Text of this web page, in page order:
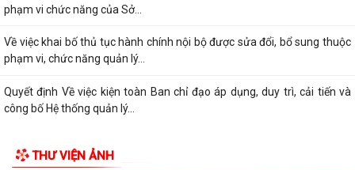
phạm vi chức năng của Sở...
Về việc khai bố thủ tục hành chính nội bộ được sửa đổi, bổ sung thuộc
phạm vi, chức năng quản lý...
Quyết định Về việc kiện toàn Ban chỉ đạo áp dụng, duy trì, cải tiến và
công bố Hệ thống quản lý...
BỆNH BINH VÀ NGƯỜI CÓ CÔNG VỚI CÁCH MẠNG
THƯ VIỆN ẢNH